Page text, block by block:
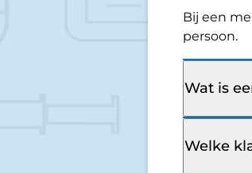
Bij een
persoon.
Wat is
Welke